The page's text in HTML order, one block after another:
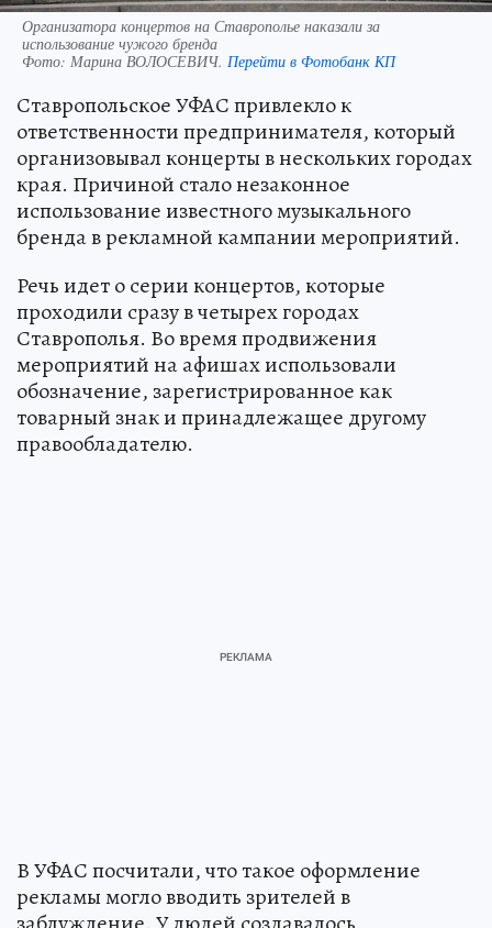
Организатора концертов на Ставрополье наказали за
использование чужого бренда
Фото: Марина ВОЛОСЕВИЧ. Перейти в Фотобанк КП
Ставропольское УФАС привлекло к
ответственности предпринимателя, который
организовывал концерты в нескольких городах
края. Причиной стало незаконное
использование известного музыкального
бренда в рекламной кампании мероприятий.
Речь идет о серии концертов, которые
проходили сразу в четырех городах
Ставрополья. Во время продвижения
мероприятий на афишах использовали
обозначение, зарегистрированное как
товарный знак и принадлежащее другому
правообладателю.
В УФАС посчитали, что такое оформление
рекламы могло вводить зрителей в